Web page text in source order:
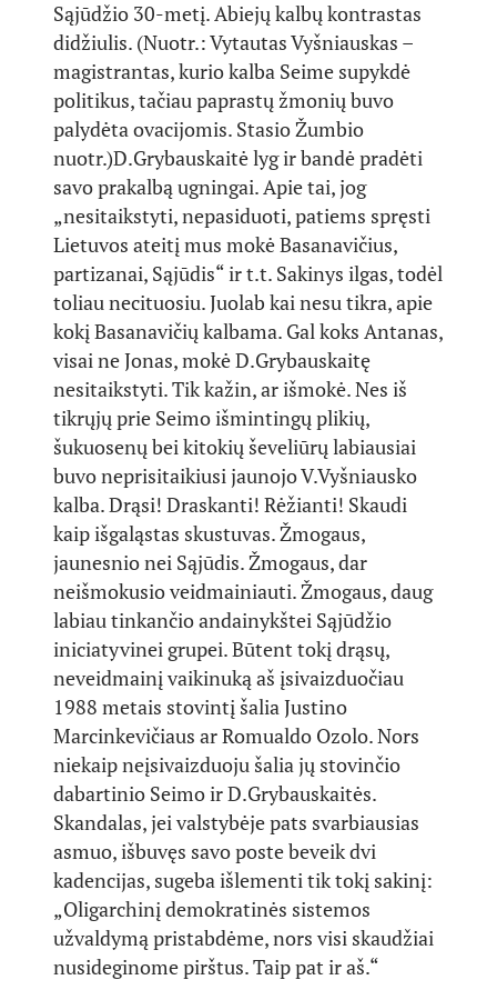
Sąjūdžio 30-metį. Abiejų kalbų kontrastas
didžiulis. (Nuotr.: Vytautas Vyšniauskas –
magistrantas, kurio kalba Seime supykdė
politikus, tačiau paprastų žmonių buvo
palydėta ovacijomis. Stasio Žumbio
nuotr.)D.Grybauskaitė lyg ir bandė pradėti
savo prakalbą ugningai. Apie tai, jog
„nesitaikstyti, nepasiduoti, patiems spręsti
Lietuvos ateitį mus mokė Basanavičius,
partizanai, Sąjūdis“ ir t.t. Sakinys ilgas, todėl
toliau necituosiu. Juolab kai nesu tikra, apie
kokį Basanavičių kalbama. Gal koks Antanas,
visai ne Jonas, mokė D.Grybauskaitę
nesitaikstyti. Tik kažin, ar išmokė. Nes iš
tikrųjų prie Seimo išmintingų plikių,
šukuosenų bei kitokių ševeliūrų labiausiai
buvo neprisitaikiusi jaunojo V.Vyšniausko
kalba. Drąsi! Draskanti! Rėžianti! Skaudi
kaip išgaląstas skustuvas. Žmogaus,
jaunesnio nei Sąjūdis. Žmogaus, dar
neišmokusio veidmainiauti. Žmogaus, daug
labiau tinkančio andainykštei Sąjūdžio
iniciatyvinei grupei. Būtent tokį drąsų,
neveidmainį vaikinuką aš įsivaizduočiau
1988 metais stovintį šalia Justino
Marcinkevičiaus ar Romualdo Ozolo. Nors
niekaip neįsivaizduoju šalia jų stovinčio
dabartinio Seimo ir D.Grybauskaitės.
Skandalas, jei valstybėje pats svarbiausias
asmuo, išbuvęs savo poste beveik dvi
kadencijas, sugeba išlementi tik tokį sakinį:
„Oligarchinį demokratinės sistemos
užvaldymą pristabdėme, nors visi skaudžiai
nusideginome pirštus. Taip pat ir aš.“